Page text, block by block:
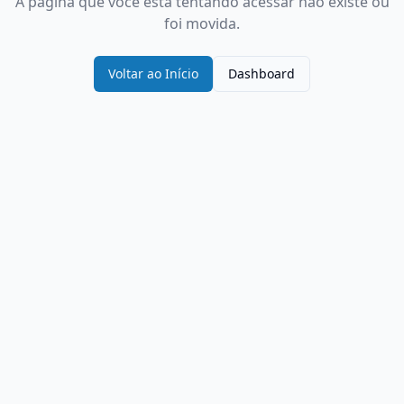
foi movida.
Voltar ao Início Dashboard